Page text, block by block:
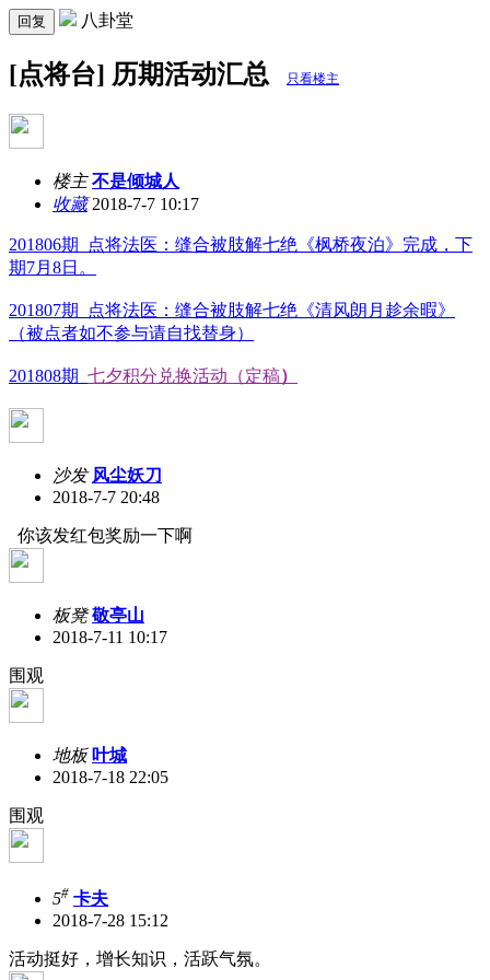
回复 八卦堂
[点将台] 历期活动汇总 只看楼主
楼主 不是倾城人
收藏2018-7-7 10:17
201806期 点将法医：缝合被肢解七绝《枫桥夜泊》完成，下
期7月8日。
201807期 点将法医：缝合被肢解七绝《清风朗月趁余暇》
（被点者如不参与请自找替身）
201808期 七夕积分兑换活动（定稿）
沙发 风尘妖刀
2018-7-7 20:48
你该发红包奖励一下啊
板凳 敬亭山
2018-7-11 10:17
围观
地板 叶城
2018-7-18 22:05
围观
5# 卡夫
2018-7-28 15:12
活动挺好，增长知识，活跃气氛。